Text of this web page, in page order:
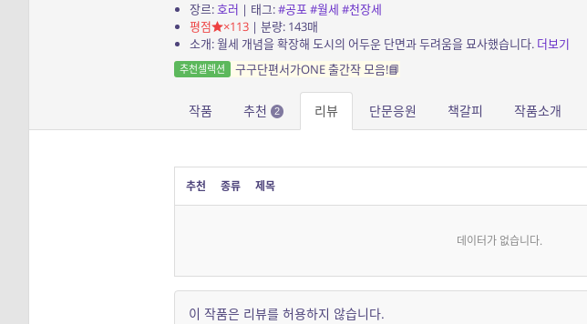
장르:호러 | 태그:#공포#월세 #천장세
평점
×113| 분량: 143매
소개: 월세 개념을 확장해 도시의 어두운 단면과 두려움을 묘사했습니다. 더보기
추천셀렉션 구구단편서가ONE 출간작 모음!📘
작품 추천 2 리뷰 단문응원 책갈피 작품소개
추천 종류 제목
데이터가 없습니다.
이 작품은 리뷰를 허용하지 않습니다.